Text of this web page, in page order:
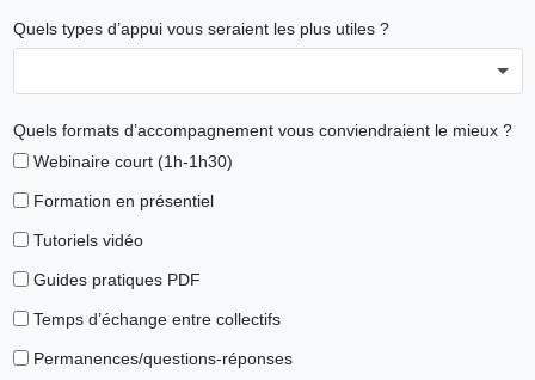
Quels types d’appui vous seraient les plus utiles ?
Quels formats d’accompagnement vous conviendraient le mieux ?
Webinaire court (1h-1h30)
Formation en présentiel
Tutoriels vidéo
Guides pratiques PDF
Temps d’échange entre collectifs
Permanences/questions-réponses